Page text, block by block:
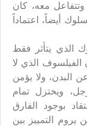
وتتفاعل معه، كان
أيضاً، اعتماداً
الذي يتأثر فقط
الذي لا
البدن، ولا يؤمن
ويختزل تمام
بوجود الفارق
يروم التمييز بين